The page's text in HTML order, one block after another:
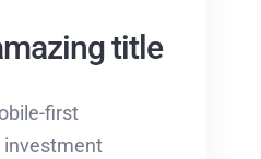
title
first
investment